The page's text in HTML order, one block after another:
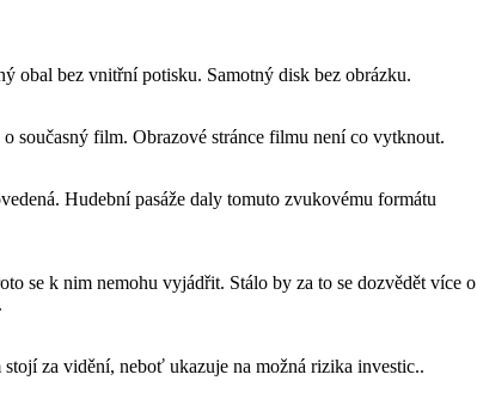
obal bez vnitřní potisku. Samotný disk bez obrázku.
současný film. Obrazové stránce filmu není co vytknout.
Hudební pasáže daly tomuto zvukovému formátu
se k nim nemohu vyjádřit. Stálo by za to se dozvědět více o
za vidění, neboť ukazuje na možná rizika investic..